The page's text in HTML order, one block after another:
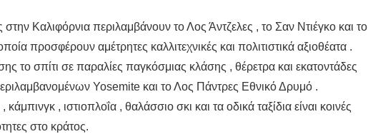
Καλιφόρνια περιλαμβάνουν το Λος Άντζελες , το Σαν Ντιέγκο και το
προσφέρουν αμέτρητες καλλιτεχνικές και πολιτιστικά αξιοθέατα .
το σπίτι σε παραλίες παγκόσμιας κλάσης , θέρετρα και εκατοντάδες
Yosemite και το Λος Πάντρες Εθνικό Δρυμό .
, ιστιοπλοΐα , θαλάσσιο σκι και τα οδικά ταξίδια είναι κοινές
στο κράτος.